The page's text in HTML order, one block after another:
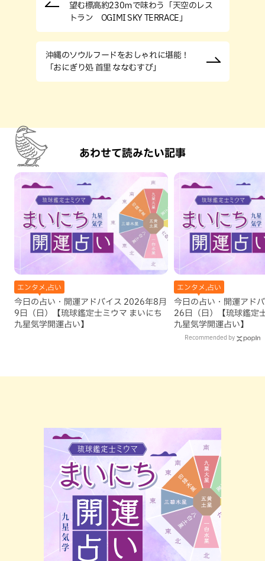
望む標高約230ｍで味わう「天空のレス
トラン OGIMI SKY TERRACE」
沖縄のソウルフードをおしゃれに堪能！
「おにぎり処 首里 ななむすび」
あわせて読みたい記事
エンタメ,占い
今日の占い・開運アドバイス 2026年8月
9日（日）【琉球鑑定士ミウマ まいにち
九星気学開運占い】
エンタメ,占い
今日の占い・開運アド
26日（日）【琉球鑑定
九星気学開運占い】
Recommended by